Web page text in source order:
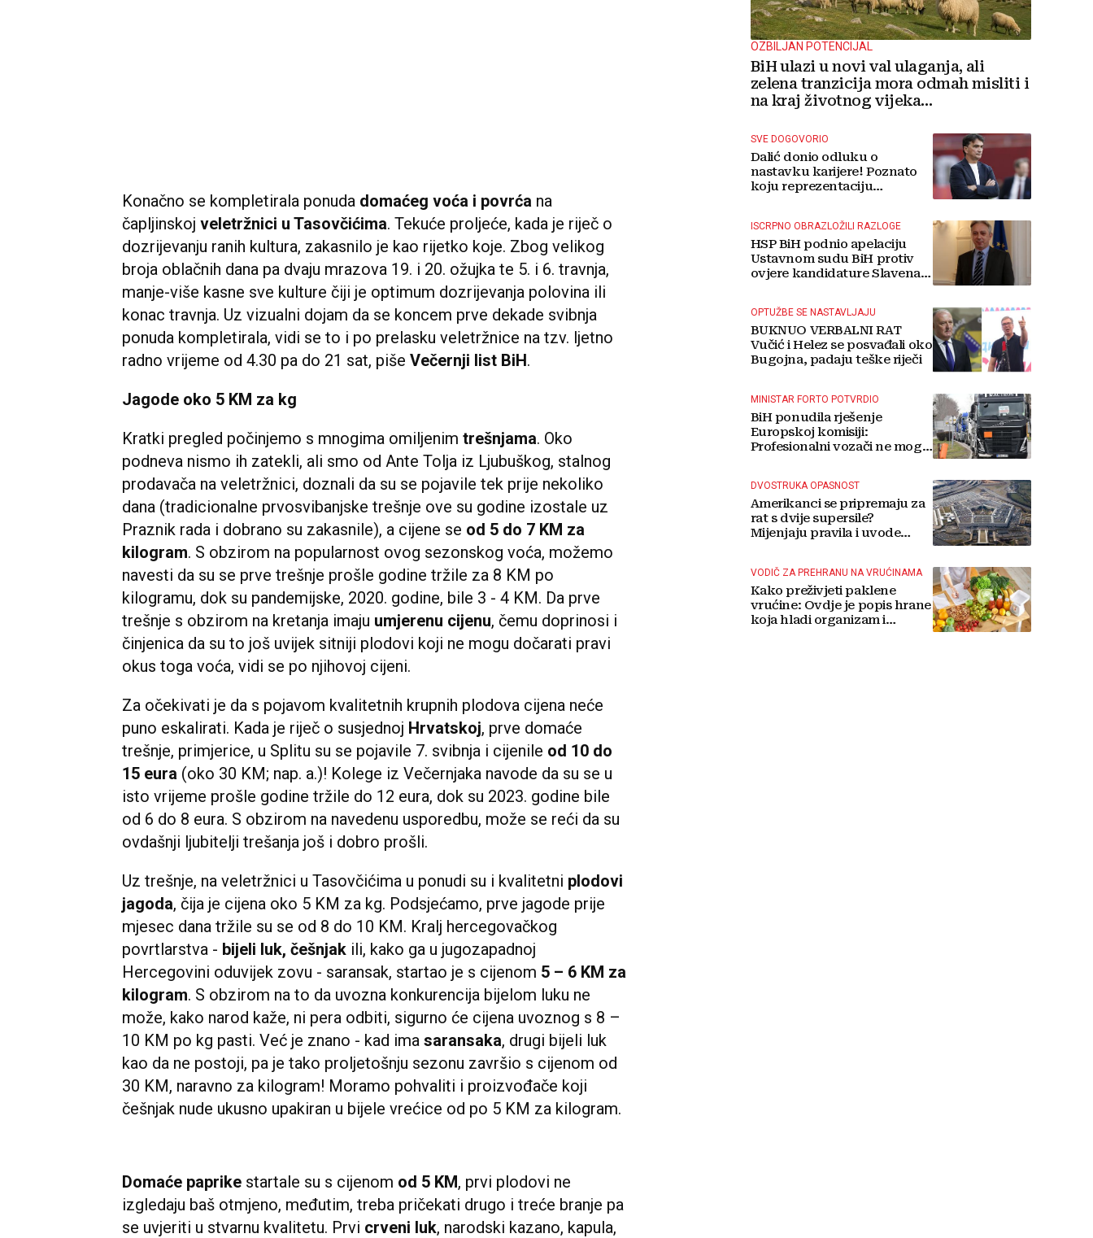
Konačno se kompletirala ponuda domaćeg voća i povrća na
čapljinskoj veletržnici u Tasovčićima. Tekuće proljeće, kada je riječ o
dozrijevanju ranih kultura, zakasnilo je kao rijetko koje. Zbog velikog
broja oblačnih dana pa dvaju mrazova 19. i 20. ožujka te 5. i 6. travnja,
manje-više kasne sve kulture čiji je optimum dozrijevanja polovina ili
konac travnja. Uz vizualni dojam da se koncem prve dekade svibnja
ponuda kompletirala, vidi se to i po prelasku veletržnice na tzv. ljetno
radno vrijeme od 4.30 pa do 21 sat, piše Večernji list BiH.
Jagode oko 5 KM za kg
Kratki pregled počinjemo s mnogima omiljenim trešnjama. Oko
podneva nismo ih zatekli, ali smo od Ante Tolja iz Ljubuškog, stalnog
prodavača na veletržnici, doznali da su se pojavile tek prije nekoliko
dana (tradicionalne prvosvibanjske trešnje ove su godine izostale uz
Praznik rada i dobrano su zakasnile), a cijene se od 5 do 7 KM za
kilogram. S obzirom na popularnost ovog sezonskog voća, možemo
navesti da su se prve trešnje prošle godine tržile za 8 KM po
kilogramu, dok su pandemijske, 2020. godine, bile 3 - 4 KM. Da prve
trešnje s obzirom na kretanja imaju umjerenu cijenu, čemu doprinosi i
činjenica da su to još uvijek sitniji plodovi koji ne mogu dočarati pravi
okus toga voća, vidi se po njihovoj cijeni.
Za očekivati je da s pojavom kvalitetnih krupnih plodova cijena neće
puno eskalirati. Kada je riječ o susjednoj Hrvatskoj, prve domaće
trešnje, primjerice, u Splitu su se pojavile 7. svibnja i cijenile od 10 do
15 eura (oko 30 KM; nap. a.)! Kolege iz Večernjaka navode da su se u
isto vrijeme prošle godine tržile do 12 eura, dok su 2023. godine bile
od 6 do 8 eura. S obzirom na navedenu usporedbu, može se reći da su
ovdašnji ljubitelji trešanja još i dobro prošli.
Uz trešnje, na veletržnici u Tasovčićima u ponudi su i kvalitetni plodovi
jagoda, čija je cijena oko 5 KM za kg. Podsjećamo, prve jagode prije
mjesec dana tržile su se od 8 do 10 KM. Kralj hercegovačkog
povrtlarstva - bijeli luk, češnjak ili, kako ga u jugozapadnoj
Hercegovini oduvijek zovu - saransak, startao je s cijenom 5 – 6 KM za
kilogram. S obzirom na to da uvozna konkurencija bijelom luku ne
može, kako narod kaže, ni pera odbiti, sigurno će cijena uvoznog s 8 –
10 KM po kg pasti. Već je znano - kad ima saransaka, drugi bijeli luk
kao da ne postoji, pa je tako proljetošnju sezonu završio s cijenom od
30 KM, naravno za kilogram! Moramo pohvaliti i proizvođače koji
češnjak nude ukusno upakiran u bijele vrećice od po 5 KM za kilogram.
Domaće paprike startale su s cijenom od 5 KM, prvi plodovi ne
izgledaju baš otmjeno, međutim, treba pričekati drugo i treće branje pa
se uvjeriti u stvarnu kvalitetu. Prvi crveni luk, narodski kazano, kapula,
OZBILJAN POTENCIJAL
BiH ulazi u novi val ulaganja, ali
zelena tranzicija mora odmah misliti i
na kraj životnog vijeka
SVE DOGOVORIO
Dalić donio odluku o
nastavku karijere! Poznato
koju reprezentaciju
ISCRPNO OBRAZLOŽILI RAZLOGE
HSP BiH podnio apelaciju
Ustavnom sudu BiH protiv
ovjere kandidature Slavena
OPTUŽBE SE NASTAVLJAJU
BUKNUO VERBALNI RAT
Vučić i Helez se posvađali oko
Bugojna, padaju teške riječi
MINISTAR FORTO POTVRDIO
BiH ponudila rješenje
Europskoj komisiji:
Profesionalni vozači ne mogu
DVOSTRUKA OPASNOST
Amerikanci se pripremaju za
rat s dvije supersile?
Mijenjaju pravila i uvode
VODIČ ZA PREHRANU NA VRUĆINAMA
Kako preživjeti paklene
vrućine: Ovdje je popis hrane
koja hladi organizam i